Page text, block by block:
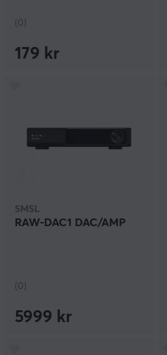
(0)
179 kr
SMSL
RAW-DAC1 DAC/AMP
(0)
5999 kr